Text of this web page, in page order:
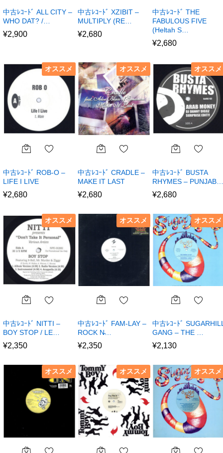
中古ﾚｺｰﾄﾞ ALL CITY –
WHO DAT? /…
¥2,900
中古ﾚｺｰﾄﾞ XZIBIT –
MULTIPLY (RE…
¥2,680
中古ﾚｺｰﾄﾞ THE
FABULOUS FIVE
(Heltah S…
¥2,680
オススメ
中古ﾚｺｰﾄﾞ ROB-O –
LIFE I LIVE
¥2,680
オススメ
中古ﾚｺｰﾄﾞ CRADLE –
MAKE IT LAST
¥2,680
オススメ
中古ﾚｺｰﾄﾞ BUSTA
RHYMES – PUNJAB…
¥2,680
オススメ
中古ﾚｺｰﾄﾞ NITTI –
BOY STOP / LE…
¥2,350
オススメ
中古ﾚｺｰﾄﾞ FAM-LAY –
ROCK N̵…
¥2,350
オススメ
中古ﾚｺｰﾄﾞ
GANG – THE …
¥2,130
オススメ オススメ オススメ